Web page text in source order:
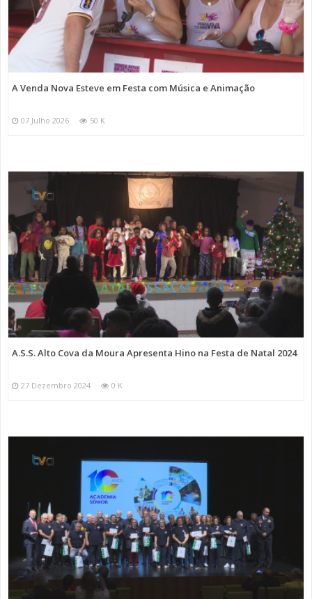
A Venda Nova Esteve em Festa com Música e Animação
07 Julho 2026 50 K
A.S.S. Alto Cova da Moura Apresenta Hino na Festa de Natal 2024
27 Dezembro 2024 0 K